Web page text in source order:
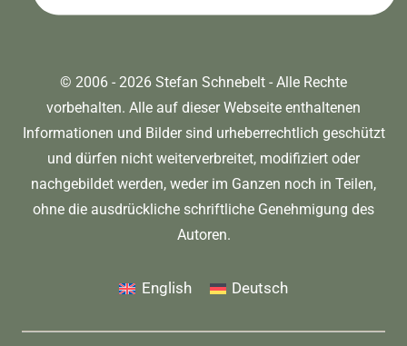
© 2006 - 2026 Stefan Schnebelt - Alle Rechte
vorbehalten. Alle auf dieser Webseite enthaltenen
Informationen und Bilder sind urheberrechtlich geschützt
und dürfen nicht weiterverbreitet, modifiziert oder
nachgebildet werden, weder im Ganzen noch in Teilen,
ohne die ausdrückliche schriftliche Genehmigung des
Autoren.
English Deutsch